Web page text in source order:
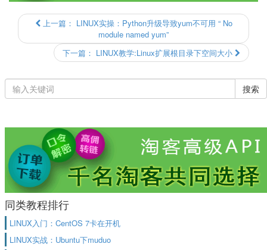
上一篇： LINUX实操：Python升级导致yum不可用 “ No
module named yum”
下一篇： LINUX教学:Linux扩展根目录下空间大小
搜索
同类教程排行
LINUX入门：CentOS 7卡在开机
LINUX实战：Ubuntu下muduo